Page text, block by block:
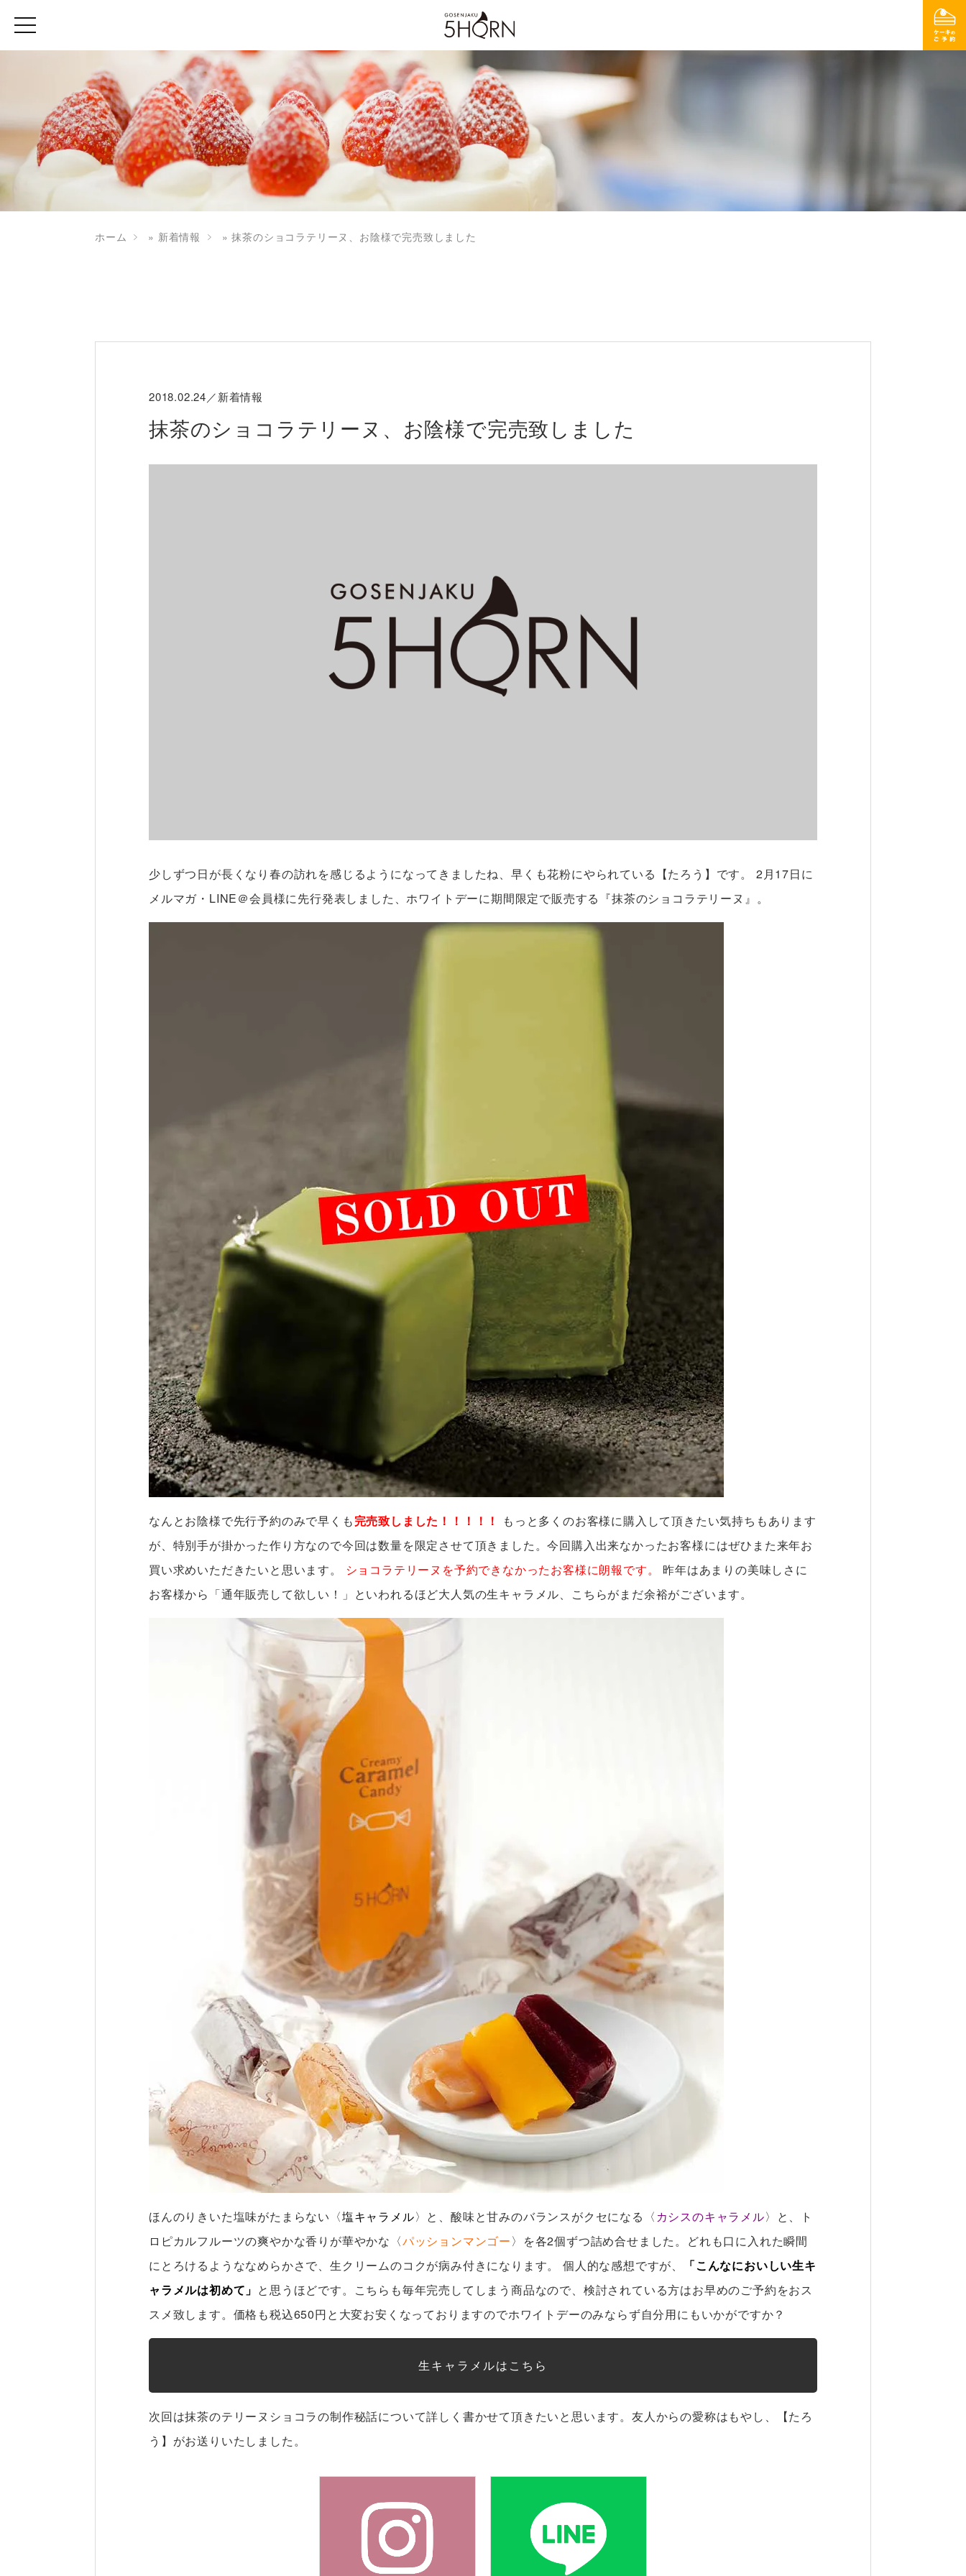
ホーム » 新着情報 »抹茶のショコラテリーヌ、お陰様で完売致しました
2018.02.24／新着情報
抹茶のショコラテリーヌ、お陰様で完売致しました
少しずつ日が長くなり春の訪れを感じるようになってきましたね、早くも花粉にやられている【たろう】です。 2月17日に
メルマガ・LINE＠会員様に先行発表しました、ホワイトデーに期間限定で販売する『抹茶のショコラテリーヌ』。
なんとお陰様で先行予約のみで早くも完売致しました！！！！！
もっと多くのお客様に購入して頂きたい気持ちもあります
が、特別手が掛かった作り方なので今回は数量を限定させて頂きました。今回購入出来なかったお客様にはぜひまた来年お
買い求めいただきたいと思います。
ショコラテリーヌを予約できなかったお客様に朗報です。 昨年はあまりの美味しさに
お客様から「通年販売して欲しい！」といわれるほど大人気の生キャラメル、こちらがまだ余裕がございます。
ほんのりきいた塩味がたまらない〈塩キャラメル〉と、酸味と甘みのバランスがクセになる〈 カシスのキャラメル〉と、ト
ロピカルフルーツの爽やかな香りが華やかな〈パッションマンゴー〉を各2個ずつ詰め合せました。どれも口に入れた瞬間
にとろけるようななめらかさで、生クリームのコクが病み付きになります。 個人的な感想ですが、
「こんなにおいしい生キ
ャラメルは初めて」 と思うほどです。こちらも毎年完売してしまう商品なので、検討されている方はお早めのご予約をおス
スメ致します。価格も税込650円と大変お安くなっておりますのでホワイトデーのみならず自分用にもいかがですか？
生キャラメルはこちら
次回は抹茶のテリーヌショコラの制作秘話について詳しく書かせて頂きたいと思います。友人からの愛称はもやし、【たろ
う】がお送りいたしました。